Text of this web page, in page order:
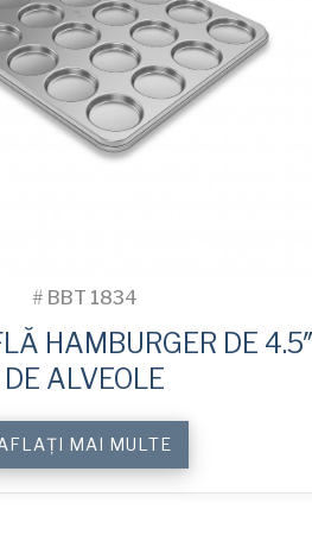
# BBT 1834
HAMBURGER DE
DE ALVEOLE
MAI MULTE